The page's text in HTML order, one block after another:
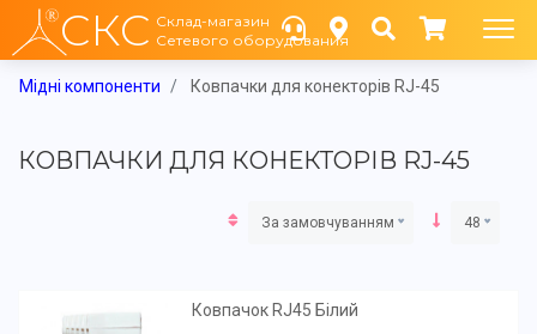
СКС Склад-магазин
Сетевого оборудования
Мідні компоненти Ковпачки для конекторів RJ-45
КОВПАЧКИ ДЛЯ КОНЕКТОРІВ RJ-45
За замовчуванням 48
Ковпачок RJ45 Білий